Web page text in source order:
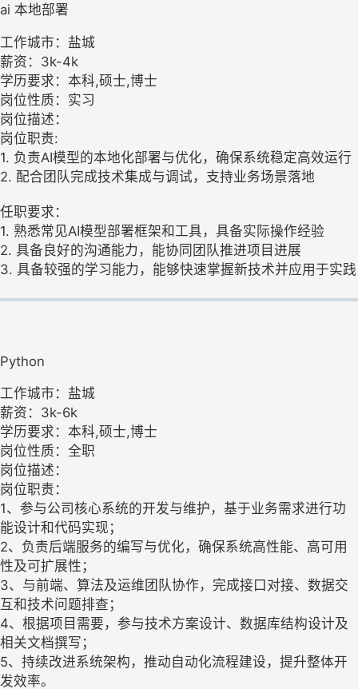
ai 本地部署
工作城市：盐城
薪资：3k-4k
学历要求：本科,硕士,博士
岗位性质：实习
岗位描述：
岗位职责:
1. 负责AI模型的本地化部署与优化，确保系统稳定高效运行
2. 配合团队完成技术集成与调试，支持业务场景落地
任职要求：
1. 熟悉常见AI模型部署框架和工具，具备实际操作经验
2. 具备良好的沟通能力，能协同团队推进项目进展
3. 具备较强的学习能力，能够快速掌握新技术并应用于实践
Python
工作城市：盐城
薪资：3k-6k
学历要求：本科,硕士,博士
岗位性质：全职
岗位描述：
岗位职责：
1、参与公司核心系统的开发与维护，基于业务需求进行功
能设计和代码实现；
2、负责后端服务的编写与优化，确保系统高性能、高可用
性及可扩展性；
3、与前端、算法及运维团队协作，完成接口对接、数据交
互和技术问题排查；
4、根据项目需要，参与技术方案设计、数据库结构设计及
相关文档撰写；
5、持续改进系统架构，推动自动化流程建设，提升整体开
发效率。